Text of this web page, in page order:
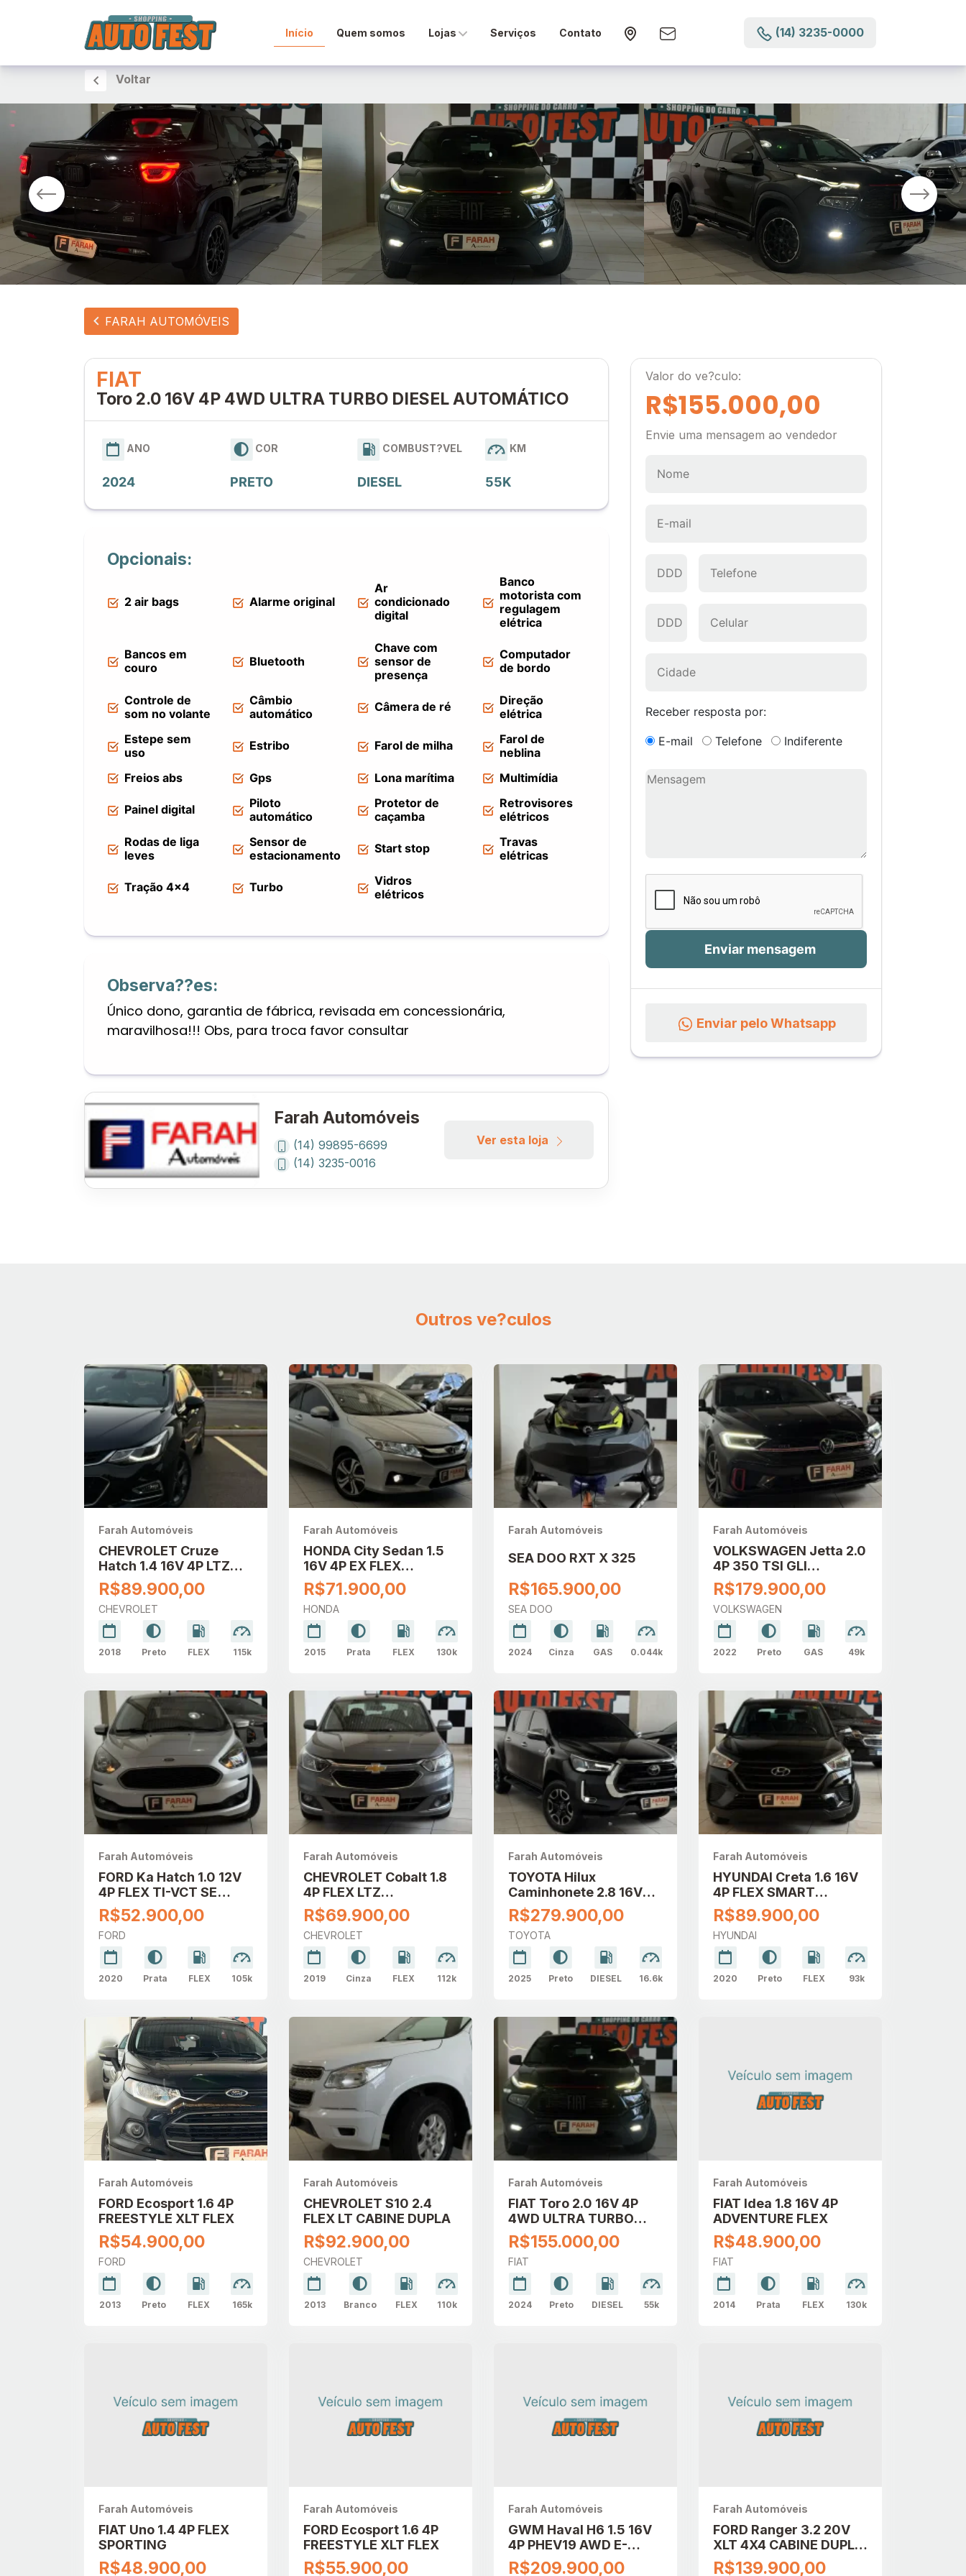
Início Quem somos Lojas Serviços Contato (14) 3235-0000
Voltar
FARAH AUTOMÓVEIS
FIAT
Toro 2.0 16V 4P 4WD ULTRA TURBO DIESEL AUTOMÁTICO
ANO
2024
COR
PRETO
COMBUST?VEL
DIESEL
KM
55K
Opcionais:
2 air bags Alarme original
Ar
condicionado
digital
Banco
motorista com
regulagem
elétrica
Bancos em
couro
Bluetooth
Chave com
sensor de
presença
Computador
de bordo
Controle de
som no volante
Câmbio
automático
Câmera de ré
Direção
elétrica
Estepe sem
uso
Estribo Farol de milha
Farol de
neblina
Freios abs
Gps Lona marítima Multimídia
Painel digital
Piloto
automático
Protetor de
caçamba
Retrovisores
elétricos
Rodas de liga
leves
Sensor de
estacionamento
Start stop
Travas
elétricas
Tração 4x4 Turbo
Vidros
elétricos
Observa??es:
Único dono, garantia de fábrica, revisada em concessionária,
maravilhosa!!! Obs, para troca favor consultar
Farah Automóveis
(14) 99895-6699
(14) 3235-0016
Ver esta loja
Valor do ve?culo:
R$155.000,00
Envie uma mensagem ao vendedor
Receber resposta por:
E-mail Telefone Indiferente
Enviar pelo Whatsapp
Outros ve?culos
Farah Automóveis
CHEVROLET Cruze
Hatch 1.4 16V 4P LTZ
SPORT6 TURBO FLEX
AUTOMÁTICO
R$89.900,00
CHEVROLET
2018 Preto FLEX 115k
Farah Automóveis
HONDA City Sedan 1.5
16V 4P EX FLEX
AUTOMÁTICO
R$71.900,00
HONDA
2015 Prata FLEX 130k
Farah Automóveis
SEA DOO RXT X 325
R$165.900,00
SEA DOO
2024 Cinza GAS 0.044k
Farah Automóveis
VOLKSWAGEN Jetta 2.0
4P 350 TSI GLI
AUTOMÁTICO DSG
R$179.900,00
VOLKSWAGEN
2022 Preto GAS 49k
Farah Automóveis
FORD Ka Hatch 1.0 12V
4P FLEX TI-VCT SE
PLUS
R$52.900,00
FORD
2020 Prata FLEX 105k
Farah Automóveis
CHEVROLET Cobalt 1.8
4P FLEX LTZ
AUTOMÁTICO
R$69.900,00
CHEVROLET
2019 Cinza FLEX 112k
Farah Automóveis
TOYOTA Hilux
Caminhonete 2.8 16V
SRX 4X4 TURBO DIESEL
CABINE DUPLA
AUTOMÁTICO
R$279.900,00
TOYOTA
2025 Preto DIESEL 16.6k
Farah Automóveis
HYUNDAI Creta 1.6 16V
4P FLEX SMART
AUTOMÁTICO
R$89.900,00
HYUNDAI
2020 Preto FLEX 93k
Farah Automóveis
FORD Ecosport 1.6 4P
FREESTYLE XLT FLEX
R$54.900,00
FORD
2013 Preto FLEX 165k
Farah Automóveis
CHEVROLET S10 2.4
FLEX LT CABINE DUPLA
R$92.900,00
CHEVROLET
2013 Branco FLEX 110k
Farah Automóveis
FIAT Toro 2.0 16V 4P
4WD ULTRA TURBO
DIESEL AUTOMÁTICO
R$155.000,00
FIAT
2024 Preto DIESEL 55k
Farah Automóveis
FIAT Idea 1.8 16V 4P
ADVENTURE FLEX
R$48.900,00
FIAT
2014 Prata FLEX 130k
Farah Automóveis
FIAT Uno 1.4 4P FLEX
SPORTING
R$48.900,00
Farah Automóveis
FORD Ecosport 1.6 4P
FREESTYLE XLT FLEX
R$55.900,00
Farah Automóveis
GWM Haval H6 1.5 16V
4P PHEV19 AWD E-
TRACTION
R$209.900,00
Farah Automóveis
FORD Ranger 3.2 20V
XLT 4X4 CABINE DUPLA
TURBO DIESEL
R$139.900,00